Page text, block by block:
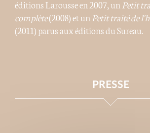
éditions Larousse en 2007, un Petit
complète(2008) et un Petit traité de
(2011) parus aux éditions du Sureau.
PRESSE